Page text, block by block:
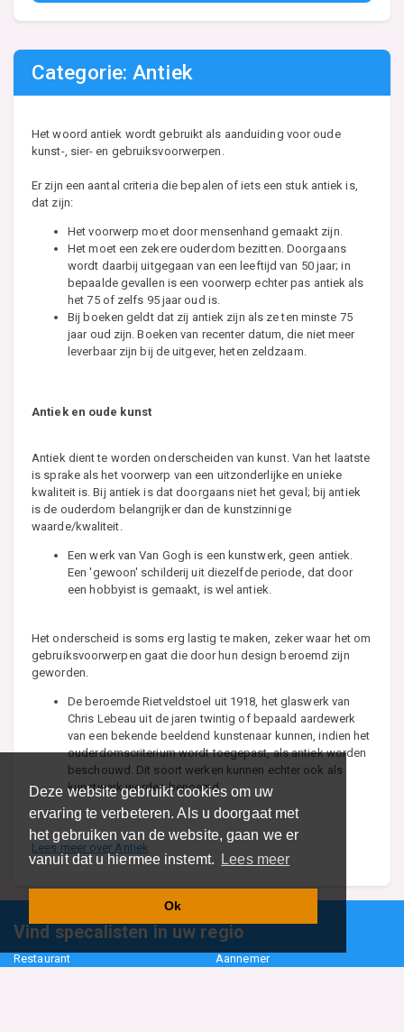
Deze website gebruikt cookies om uw
ervaring te verbeteren. Als u doorgaat met
het gebruiken van de website, gaan we er
vanuit dat u hiermee instemt.
Lees meer
Ok
Categorie: Antiek
Het woord antiek wordt gebruikt als aanduiding voor oude
kunst-, sier- en gebruiksvoorwerpen.
Er zijn een aantal criteria die bepalen of iets een stuk antiek is,
dat zijn:
Het voorwerp moet door mensenhand gemaakt zijn.
Het moet een zekere ouderdom bezitten. Doorgaans
wordt daarbij uitgegaan van een leeftijd van 50 jaar; in
bepaalde gevallen is een voorwerp echter pas antiek als
het 75 of zelfs 95 jaar oud is.
Bij boeken geldt dat zij antiek zijn als ze ten minste 75
jaar oud zijn. Boeken van recenter datum, die niet meer
leverbaar zijn bij de uitgever, heten zeldzaam.
Antiek en oude kunst
Antiek dient te worden onderscheiden van kunst. Van het laatste
is sprake als het voorwerp van een uitzonderlijke en unieke
kwaliteit is. Bij antiek is dat doorgaans niet het geval; bij antiek
is de ouderdom belangrijker dan de kunstzinnige
waarde/kwaliteit.
Een werk van Van Gogh is een kunstwerk, geen antiek.
Een 'gewoon' schilderij uit diezelfde periode, dat door
een hobbyist is gemaakt, is wel antiek.
Het onderscheid is soms erg lastig te maken, zeker waar het om
gebruiksvoorwerpen gaat die door hun design beroemd zijn
geworden.
De beroemde Rietveldstoel uit 1918, het glaswerk van
Chris Lebeau uit de jaren twintig of bepaald aardewerk
van een bekende beeldend kunstenaar kunnen, indien het
ouderdomscriterium wordt toegepast, als antiek worden
beschouwd. Dit soort werken kunnen echter ook als
kunstwerk worden benoemd.
Lees meer over Antiek
Vind specalisten in uw regio
Restaurant Aannemer